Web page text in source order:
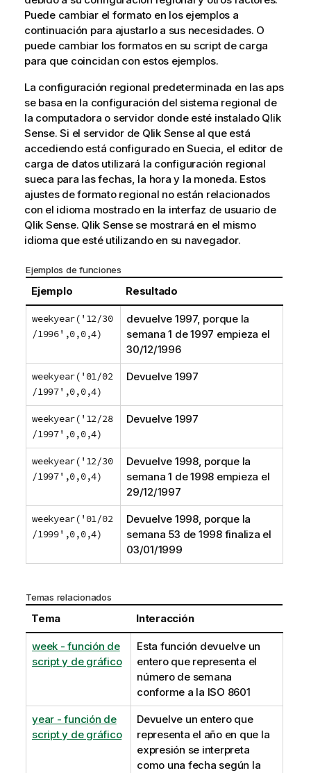
Puede cambiar el formato en los ejemplos a
continuación para ajustarlo a sus necesidades. O
puede cambiar los formatos en su script de carga
para que coincidan con estos ejemplos.
La configuración regional predeterminada en las aps
se basa en la configuración del sistema regional de
la computadora o servidor donde esté instalado Qlik
Sense. Si el servidor de Qlik Senseal que está
accediendo está configurado en Suecia, el editor de
carga de datos utilizará la configuración regional
sueca para las fechas, la hora y la moneda. Estos
ajustes de formato regional no están relacionados
con el idioma mostrado en la interfaz de usuario de
Qlik Sense. Qlik Sensese mostrará en el mismo
idioma que esté utilizando en su navegador.
Ejemplos de funciones
Ejemplo Resultado
weekyear('12/30
/1996',0,0,4)
devuelve 1997, porque la
semana 1 de 1997 empieza el
30/12/1996
weekyear('01/02
/1997',0,0,4)
Devuelve 1997
weekyear('12/28
/1997',0,0,4)
Devuelve 1997
weekyear('12/30
/1997',0,0,4)
Devuelve 1998, porque la
semana 1 de 1998 empieza el
29/12/1997
weekyear('01/02
/1999',0,0,4)
Devuelve 1998, porque la
semana 53 de 1998 finaliza el
03/01/1999
Temas relacionados
Tema Interacción
week - función de
script y de gráfico
Esta función devuelve un
entero que representa el
número de semana
conforme a la ISO 8601
year - función de
script y de gráfico
Devuelve un entero que
representa el año en que la
expresión se interpreta
como una fecha según la